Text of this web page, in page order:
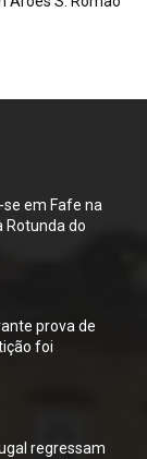
em Fafe na
Rotunda do
prova de
foi
regressam